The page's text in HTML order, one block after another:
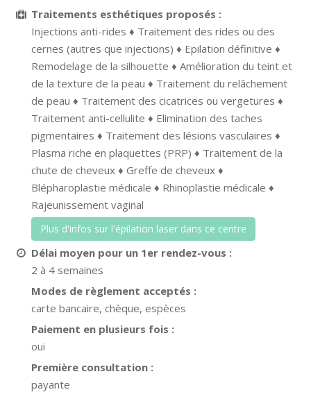
Traitements esthétiques proposés :
Injections anti-rides ♦ Traitement des rides ou des
cernes (autres que injections) ♦ Epilation définitive ♦
Remodelage de la silhouette ♦ Amélioration du teint et
de la texture de la peau ♦ Traitement du relâchement
de peau ♦ Traitement des cicatrices ou vergetures ♦
Traitement anti-cellulite ♦ Elimination des taches
pigmentaires ♦ Traitement des lésions vasculaires ♦
Plasma riche en plaquettes (PRP) ♦ Traitement de la
chute de cheveux ♦ Greffe de cheveux ♦
Blépharoplastie médicale ♦ Rhinoplastie médicale ♦
Rajeunissement vaginal
Plus d'infos sur l'épilation laser dans ce centre
Délai moyen pour un 1er rendez-vous :
2 à 4 semaines
Modes de règlement acceptés :
carte bancaire, chèque, espèces
Paiement en plusieurs fois :
oui
Première consultation :
payante